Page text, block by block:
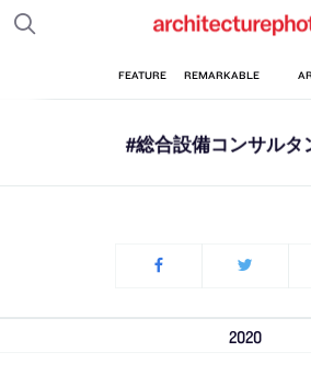
#総合設備コンサルタ
2020